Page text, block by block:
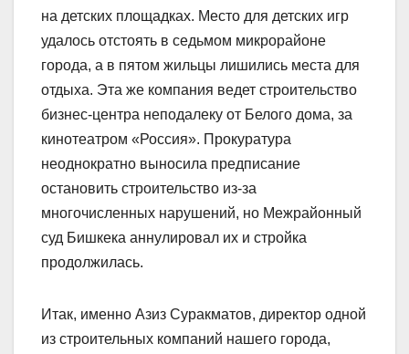
на детских площадках. Место для детских игр
удалось отстоять в седьмом микрорайоне
города, а в пятом жильцы лишились места для
отдыха. Эта же компания ведет строительство
бизнес-центра неподалеку от Белого дома, за
кинотеатром «Россия». Прокуратура
неоднократно выносила предписание
остановить строительство из-за
многочисленных нарушений, но Межрайонный
суд Бишкека аннулировал их и стройка
продолжилась.
Итак, именно Азиз Суракматов, директор одной
из строительных компаний нашего города,